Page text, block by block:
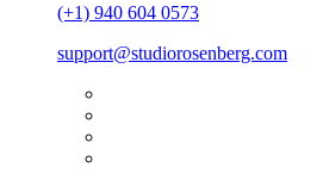
(+1) 940 604 0573
support@studiorosenberg.com